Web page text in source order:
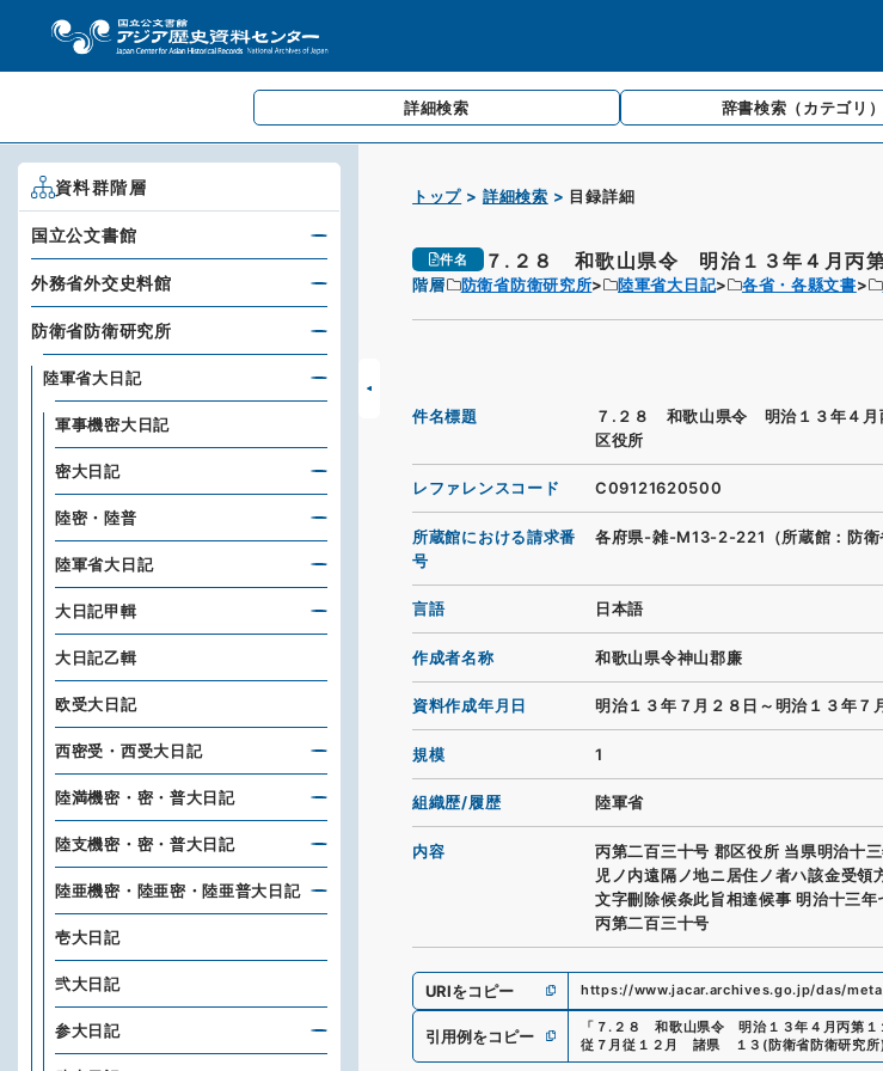
詳細検索 辞書検索 （カテゴリ）
トップ 詳細検索 目録詳細
件名 ７.２８ 和歌山県令 明治１３年４月丙
階層 防衛省防衛研究所 陸軍省大日記 各省・各縣文書
件名標題
７.２８ 和歌山県令 明治１３年４月
区役所
レファレンスコード C09121620500
所蔵館における請求番
号
各府県-雑-M13-2-221（所蔵館：防衛
言語 日本語
作成者名称 和歌山県令神山郡廉
資料作成年月日 明治１３年７月２８日～明治１３年７
規模 1
組織歴/履歴 陸軍省
内容
丙第二百三十号 郡区役所 当県明治十
児ノ内遠隔ノ地ニ居住ノ者ハ該金受領
文字刪除候条此旨相達候事 明治十三
丙第二百三十号
URIをコピー https://www.jacar.archives.go.jp/das/
引用例をコピー 「 ７.２８ 和歌山県令 明治１３年４月丙第１
従７月従１２月 諸県 １３ (防衛省防衛研究所
資料群階層
国立公文書館
外務省外交史料館
防衛省防衛研究所
陸軍省大日記
軍事機密大日記
密大日記
陸密・陸普
陸軍省大日記
大日記甲輯
大日記乙輯
欧受大日記
西密受・西受大日記
陸満機密・密・普大日記
陸支機密・密・普大日記
陸亜機密・陸亜密・陸亜普大日記
壱大日記
弐大日記
参大日記